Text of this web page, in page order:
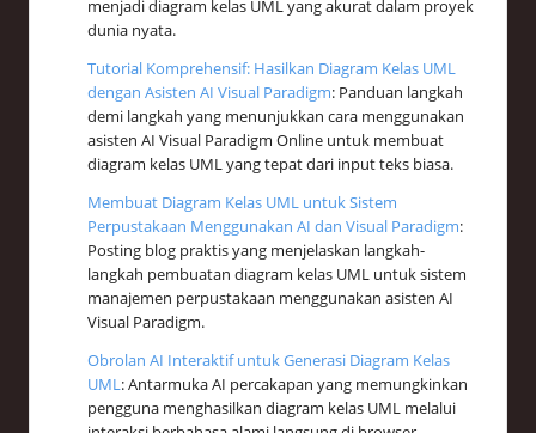
menjadi diagram kelas UML yang akurat dalam proyek
dunia nyata.
Tutorial Komprehensif: Hasilkan Diagram Kelas UML
dengan Asisten AI Visual Paradigm: Panduan langkah
demi langkah yang menunjukkan cara menggunakan
asisten AI Visual Paradigm Online untuk membuat
diagram kelas UML yang tepat dari input teks biasa.
Membuat Diagram Kelas UML untuk Sistem
Perpustakaan Menggunakan AI dan Visual Paradigm:
Posting blog praktis yang menjelaskan langkah-
langkah pembuatan diagram kelas UML untuk sistem
manajemen perpustakaan menggunakan asisten AI
Visual Paradigm.
Obrolan AI Interaktif untuk Generasi Diagram Kelas
UML: Antarmuka AI percakapan yang memungkinkan
pengguna menghasilkan diagram kelas UML melalui